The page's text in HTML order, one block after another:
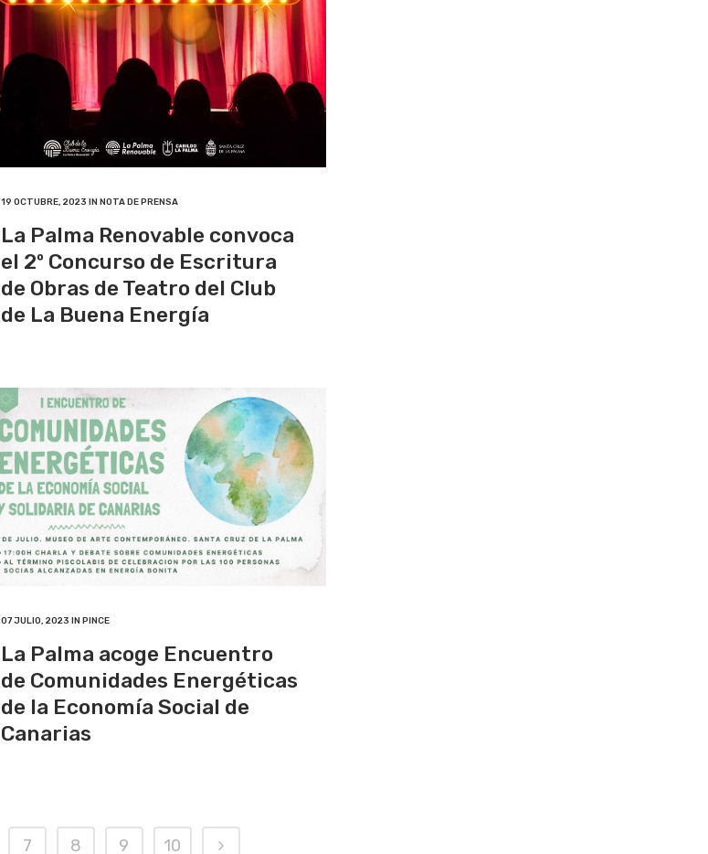
19 OCTUBRE, 2023 IN NOTA DE PRENSA
La Palma Renovable convoca
el 2º Concurso de Escritura
de Obras de Teatro del Club
de La Buena Energía
07 JULIO, 2023 IN PINCE
La Palma acoge Encuentro
de Comunidades Energéticas
de la Economía Social de
Canarias
7 8 9 10